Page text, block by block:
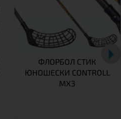
ФЛОРБОЛ СТИК
ЮНОШЕСКИ CONTROLL
MX3